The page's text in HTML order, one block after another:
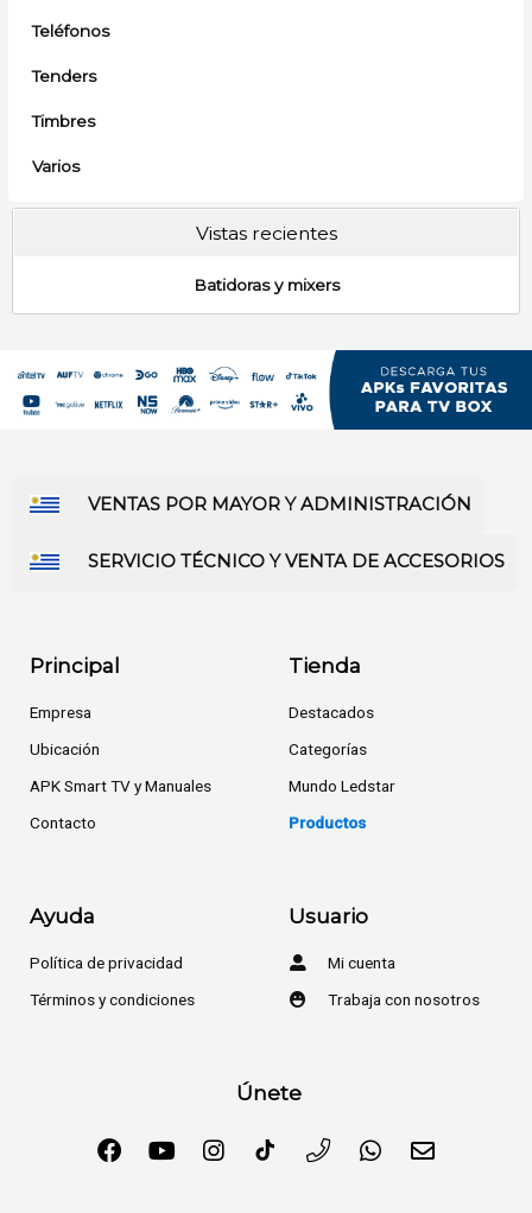
Teléfonos
Tenders
Timbres
Varios
Vistas recientes
Batidoras y mixers
VENTAS POR MAYOR Y ADMINISTRACIÓN
SERVICIO TÉCNICO Y VENTA DE ACCESORIOS
Principal
Empresa
Ubicación
APK Smart TV y Manuales
Contacto
Tienda
Destacados
Categorías
Mundo Ledstar
Productos
Ayuda
Política de privacidad
Términos y condiciones
Usuario
Mi cuenta
Trabaja con nosotros
Únete